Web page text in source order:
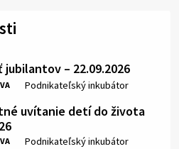
jubilantov – 22.09.2026
Miesto:
Podnikateľský inkubátor
uvítanie detí do života
Miesto:
Podnikateľský inkubátor